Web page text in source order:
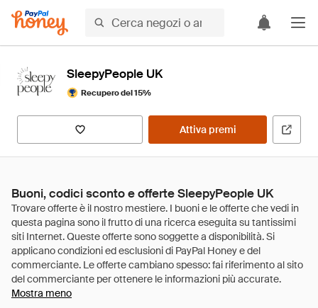
SleepyPeople UK
Recupero del 15%
Attiva premi
Buoni, codici sconto e offerte SleepyPeople UK
Mostra meno